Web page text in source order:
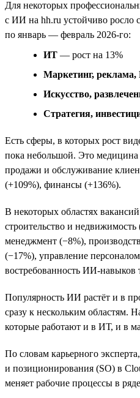
Для некоторых
с ИИ на hh.ru устойчиво росло
по январь — февраль 2026-го:
ИТ — рост на 13%
Маркетинг, реклама,
Искусство,
Стратегия,
Есть сферы, в которых рост
пока небольшой. Это
продажи и обслуживание
(+109%), финансы (+136%).
В некоторых областях
строительство и
менеджмент (−8%),
(−17%), управление
востребованность ИИ-навыков
Популярность ИИ растёт и в
сразу к нескольким областям.
которые работают и в ИТ, и в
По словам карьерного
и позиционирования (SO) в
меняет рабочие процессы в